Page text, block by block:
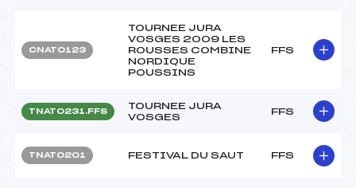
CNAT0123
TOURNEE JURA
VOSGES 2009 LES
ROUSSES COMBINE
NORDIQUE
POUSSINS
FFS
TNAT0231.FFS
TOURNEE JURA
VOSGES
FFS
TNAT0201 FESTIVAL DU SAUT FFS